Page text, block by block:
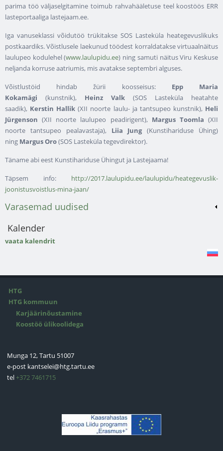
parima töö väljaselgitamine toimub rahvahääletuse teel koostöös ERR
lasteportaaliga lastejaam.ee.
Iga vanuseklassi võidutöö trükitakse SOS Lasteküla heategevuslikuks
postkaardiks. Võistlusele laekunud töödest korraldatakse virtuaalnäitus
laulupeo kodulehel (www.laulupidu.ee) ning samuti näitus Viru Keskuse
neljanda korruse aatriumis, mis avatakse septembri alguses.
Võistlustöid hindab žürii koosseisus: Epp Maria
Kokamägi (kunstnik), Heinz Valk (SOS Lasteküla heatahte
saadik), Kerstin Hallik (XII noorte laulu- ja tantsupeo kunstnik), Heli
Jürgenson (XII noorte laulupeo peadirigent), Margus Toomla(XII
noorte tantsupeo pealavastaja), Liia Jung(Kunstihariduse Ühing)
ning Margus Oro(SOS Lasteküla tegevdirektor).
Täname abi eest Kunstihariduse Ühingut ja Lastejaama!
Täpsem info: http://2017.laulupidu.ee/laulupidu/heategevuslik-
joonistusvoistlus-mina-jaan/
Varasemad uudised
Kalender
vaata kalendrit
HTG
HTG kommuun
Karjäärinõustamine
Koostöö ülikoolidega
Munga 12, Tartu 51007
e-post kantselei@htg.tartu.ee
tel+372 7461715